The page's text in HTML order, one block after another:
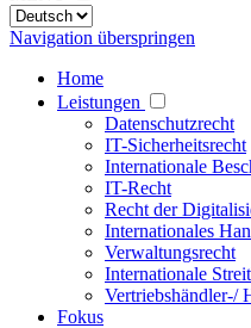
Navigation überspringen
Home
Leistungen
Datenschutzrecht
IT-Sicherheitsrecht
Internationale
IT-Recht
Recht der
Internationales
Verwaltungsrecht
Internationale
Vertriebshändler-/
Fokus